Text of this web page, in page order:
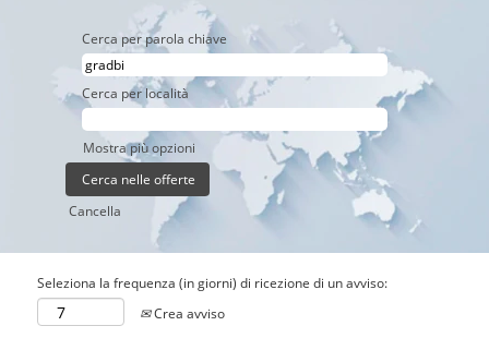
Cerca per parola chiave
Cerca per località
Mostra più opzioni
Cancella
Seleziona la frequenza (in giorni) di ricezione di un avviso:
Crea avviso